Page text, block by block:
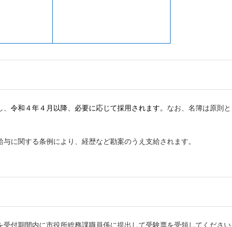
、令和４年４月以降、必要に応じて採用されます。 なお、名簿は原則
関する条例により、経歴など勘案のうえ支給されます。
付期間内に市役所総務課職員係に提出して受験票を受領してください